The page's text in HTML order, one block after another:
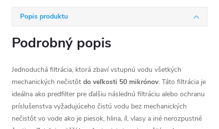
Popis produktu
Podrobný popis
Jednoduchá filtrácia, ktorá zbaví vstupnú vodu všetkých
mechanických nečistôt do veľkosti 50 mikrónov. Táto filtrácia je
ideálna ako predfilter pre ďalšiu následnú filtráciu alebo ochranu
príslušenstva vyžadujúceho čistú vodu bez mechanických
nečistôt vo vode ako je piesok, hlina, íl, vlasy a iné nerozpustné